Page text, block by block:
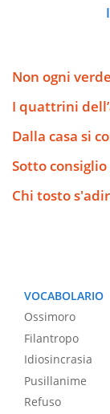
Non ogni
I quattrini
Dalla casa si
Sotto
Chi tosto
VOCABOLARIO
Ossimoro
Filantropo
Idiosincrasia
Pusillanime
Refuso